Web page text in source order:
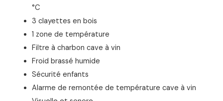
°C
3 clayettes en bois
1 zone de température
Filtre à charbon cave à vin
Froid brassé humide
Sécurité enfants
Alarme de remontée de température cave à vin